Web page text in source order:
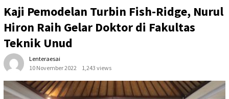
Kaji Pemodelan Turbin Fish-Ridge, Nurul
Hiron Raih Gelar Doktor di Fakultas
Teknik Unud
Lenteraesai
10 November 2022
1,243 views